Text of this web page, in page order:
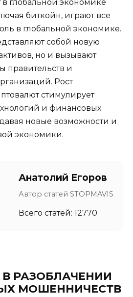
глобальной экономике
биткойн, играют все
в глобальной экономике.
собой новую
но и вызывают
правительств и
Рост
стимулирует
и финансовых
новые возможности и
экономики.
Анатолий Егоров
Автор статей STOPMAVIS
Всего статей: 12770
РАЗОБЛАЧЕНИИ
МОШЕННИЧЕСТВ